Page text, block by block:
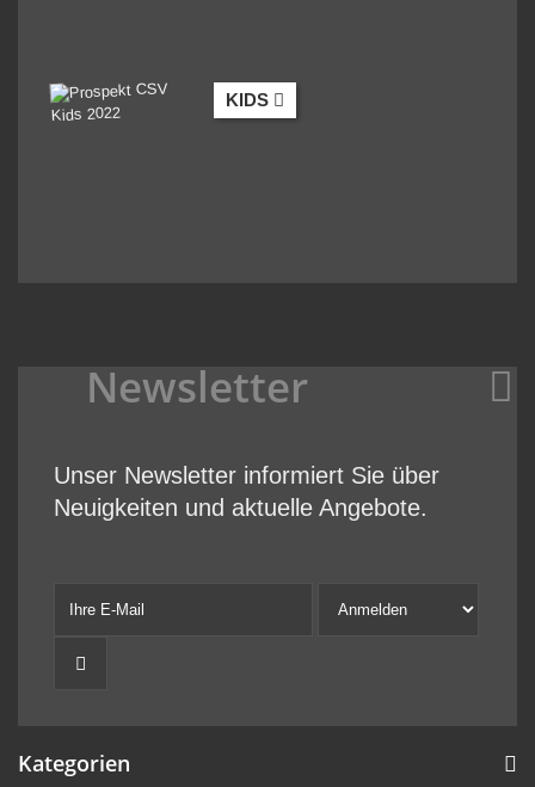
KIDS
Newsletter
Unser Newsletter informiert Sie über
Neuigkeiten und aktuelle Angebote.
Kategorien